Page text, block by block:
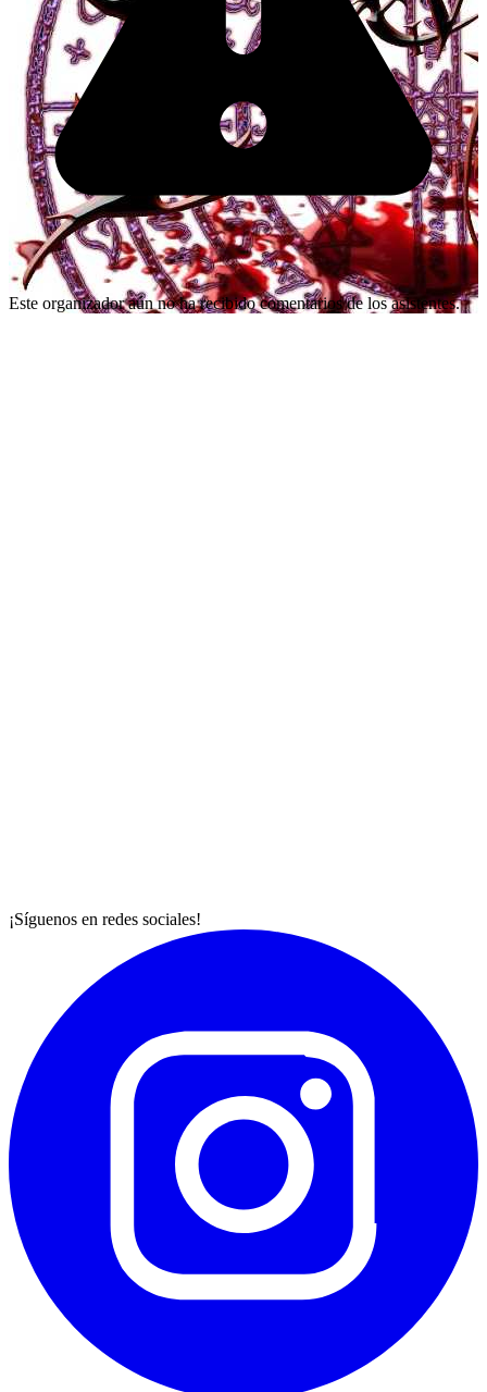
Este organizador aún no ha recibido comentarios de los asistentes.
¡Síguenos en redes sociales!